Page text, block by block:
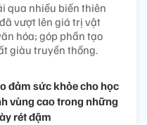
qua nhiều biến thiên
vượt lên giá trị vật
hóa; góp phần tạo
giàu truyền thống.
đảm sức khỏe cho học
vùng cao trong những
rét đậm